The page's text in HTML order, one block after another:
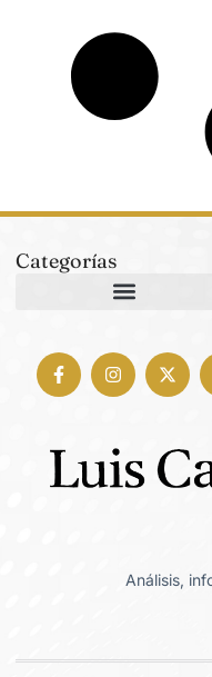
Categorías
Análisis,